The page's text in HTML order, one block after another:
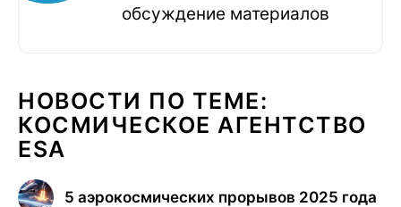
обсуждение материалов
НОВОСТИ ПО ТЕМЕ:
КОСМИЧЕСКОЕ АГЕНТСТВО
ESA
5 аэрокосмических прорывов 2025 года